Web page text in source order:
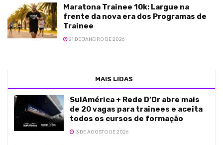
Maratona Trainee 10k: Largue na
frente da nova era dos Programas de
Trainee
21 DE JANEIRO DE 2026
MAIS LIDAS
SulAmérica + Rede D’Or abre mais
de 20 vagas para trainees e aceita
todos os cursos de formação
3 DE AGOSTO DE 2026